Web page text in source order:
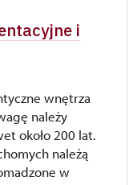
i
wnętrza
należy
około 200 lat.
należą
w